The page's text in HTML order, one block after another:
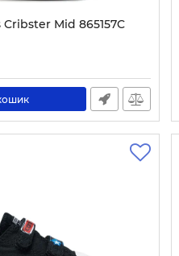
Cribster Mid 865157C
19